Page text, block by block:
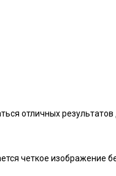
отличных
четкое изображение